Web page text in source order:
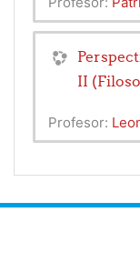
II
Profesor: